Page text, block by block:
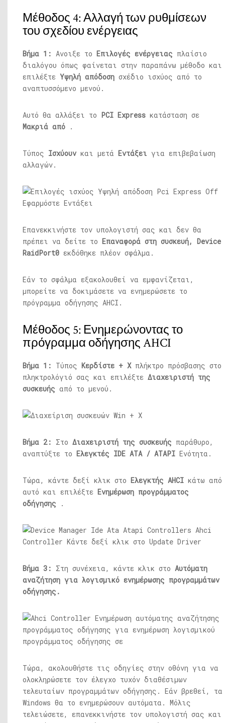
Μέθοδος 4: Αλλαγή των ρυθμίσεων
του σχεδίου ενέργειας
Βήμα 1: Ανοιξε το Επιλογές ενέργειας πλαίσιο
διαλόγου όπως φαίνεται στην παραπάνω μέθοδο και
επιλέξτε Υψηλή απόδοση σχέδιο ισχύος από το
αναπτυσσόμενο μενού.
Αυτό θα αλλάξει το PCI Express κατάσταση σε
Μακριά από .
Τύπος Ισχύουν και μετά Εντάξει για επιβεβαίωση
αλλαγών.
Επανεκκινήστε τον υπολογιστή σας και δεν θα
πρέπει να δείτε το Επαναφορά στη συσκευή, Device
RaidPort0 εκδόθηκε πλέον σφάλμα.
Εάν το σφάλμα εξακολουθεί να εμφανίζεται,
μπορείτε να δοκιμάσετε να ενημερώσετε το
πρόγραμμα οδήγησης AHCI.
Μέθοδος 5: Ενημερώνοντας το
πρόγραμμα οδήγησης AHCI
Βήμα 1: Τύπος Κερδίστε + Χπλήκτρο πρόσβασης στο
πληκτρολόγιό σας και επιλέξτε Διαχειριστή της
συσκευής από το μενού.
Βήμα 2: Στο Διαχειριστή της συσκευής παράθυρο,
αναπτύξτε το Ελεγκτές IDE ATA / ATAPI Ενότητα.
Τώρα, κάντε δεξί κλικ στο Ελεγκτής AHCI κάτω από
αυτό και επιλέξτε Ενημέρωση προγράμματος
οδήγησης .
Βήμα 3: Στη συνέχεια, κάντε κλικ στο Αυτόματη
αναζήτηση για λογισμικό ενημέρωσης προγραμμάτων
οδήγησης.
Τώρα, ακολουθήστε τις οδηγίες στην οθόνη για να
ολοκληρώσετε τον έλεγχο τυχόν διαθέσιμων
τελευταίων προγραμμάτων οδήγησης. Εάν βρεθεί, τα
Windows θα το ενημερώσουν αυτόματα. Μόλις
τελειώσετε, επανεκκινήστε τον υπολογιστή σας και